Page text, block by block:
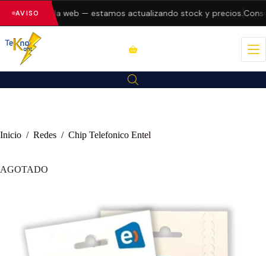
AVISO
errores en la web — estamos actualizando stock y precios.
Inicio / Redes / Chip Telefonico Entel
AGOTADO